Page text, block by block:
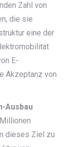
Zahl von
die sie
eine der
E-
Akzeptanz von
Ausbau
dieses Ziel zu